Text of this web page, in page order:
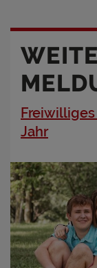
Jahr